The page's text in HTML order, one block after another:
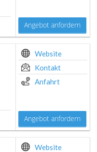
Angebot anfordern
Website
Kontakt
Anfahrt
Angebot anfordern
Website